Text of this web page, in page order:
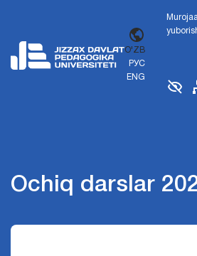
O'ZB
РУС
ENG
Ochiq darslar